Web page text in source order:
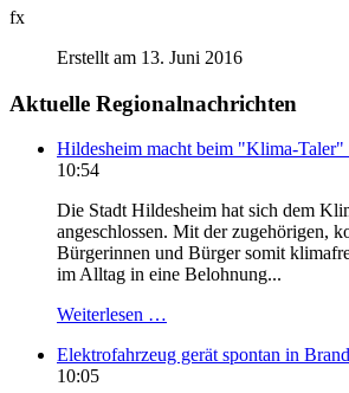
fx
Erstellt am 13. Juni 2016
Aktuelle Regionalnachrichten
Hildesheim macht beim "Klima-Taler"
10:54
Die Stadt Hildesheim hat sich dem
angeschlossen. Mit der zugehörigen,
Bürgerinnen und Bürger somit
im Alltag in eine Belohnung...
Weiterlesen …
Elektrofahrzeug gerät spontan in Brand
10:05